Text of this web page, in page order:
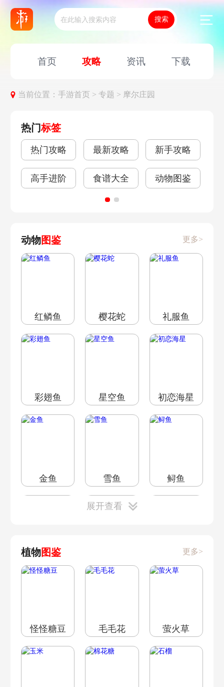
首页 攻略 资讯 下载
当前位置：手游首页 >专题 > 摩尔庄园
热门标签
热门攻略 最新攻略 新手攻略
高手进阶 食谱大全 动物图鉴
动物图鉴 更多>
红鳞鱼 樱花蛇 礼服鱼
彩翅鱼 星空鱼 初恋海星
金鱼 雪鱼 鲟鱼
美美鱼
冰川红虾 冰川虾 绿鲤鱼
展开查看
植物图鉴 更多>
怪怪糖豆 毛毛花 萤火草